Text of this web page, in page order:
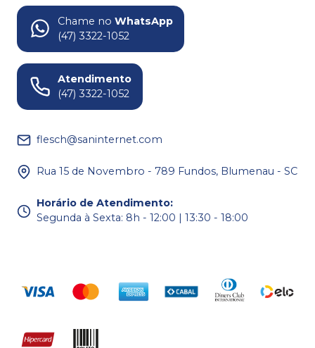
Chame no WhatsApp
(47) 3322-1052
Atendimento
(47) 3322-1052
flesch@saninternet.com
Rua 15 de Novembro - 789 Fundos, Blumenau - SC
Horário de Atendimento:
Segunda à Sexta: 8h - 12:00 | 13:30 - 18:00